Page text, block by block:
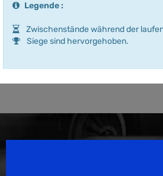
Legende :
Zwischenstände während der
Siege sind hervorgehoben.